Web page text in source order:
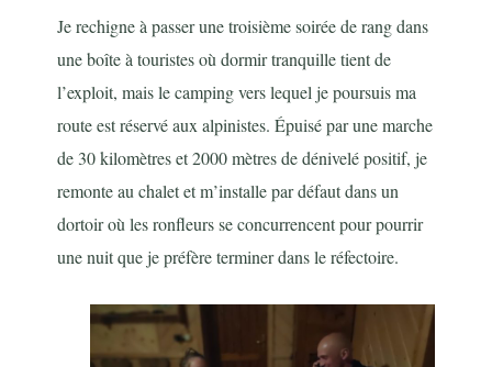
Je rechigne à passer une troisième soirée de rang dans
une boîte à touristes où dormir tranquille tient de
l’exploit, mais le camping vers lequel je poursuis ma
route est réservé aux alpinistes. Épuisé par une marche
de 30 kilomètres et 2000 mètres de dénivelé positif, je
remonte au chalet et m’installe par défaut dans un
dortoir où les ronfleurs se concurrencent pour pourrir
une nuit que je préfère terminer dans le réfectoire.